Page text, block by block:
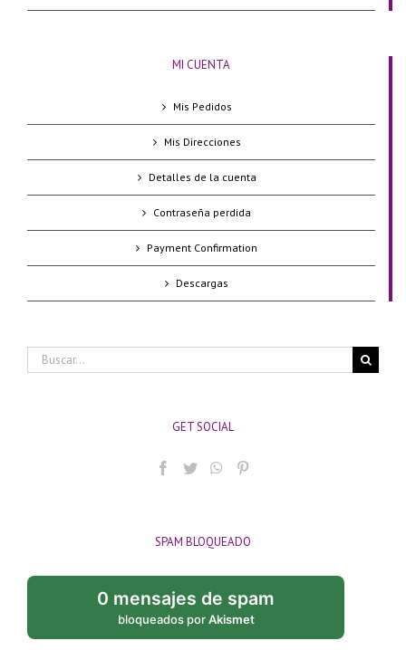
MI CUENTA
Mis Pedidos
Mis Direcciones
Detalles de la cuenta
Contraseña perdida
Payment Confirmation
Descargas
Buscar:
GET SOCIAL
SPAM BLOQUEADO
0 mensajes de spam
bloqueados porAkismet